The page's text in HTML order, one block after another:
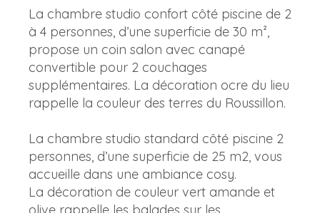
La chambre studio confort côté piscine de 2
à 4 personnes, d’une superficie de 30 m²,
propose un coin salon avec canapé
convertible pour 2 couchages
supplémentaires. La décoration ocre du lieu
rappelle la couleur des terres du Roussillon.
La chambre studio standard côté piscine 2
personnes, d’une superficie de 25 m2, vous
accueille dans une ambiance cosy.
La décoration de couleur vert amande et
olive rappelle les balades sur les